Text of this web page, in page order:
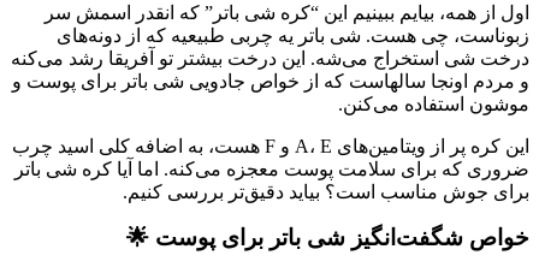
اول از همه، بیایم ببینیم این “کره شی باتر” که انقدر اسمش سر
زبوناست، چی هست. شی باتر یه چربی طبیعیه که از دونه‌های
درخت شی استخراج می‌شه. این درخت بیشتر تو آفریقا رشد می‌کنه
و مردم اونجا سالهاست که از خواص جادویی شی باتر برای پوست و
موشون استفاده می‌کنن.
این کره پر از ویتامین‌های A، E و F هست، به اضافه کلی اسید چرب
ضروری که برای سلامت پوست معجزه می‌کنه. اما آیا کره شی باتر
برای جوش مناسب است؟ بیاید دقیق‌تر بررسی کنیم.
خواص شگفت‌انگیز شی باتر برای پوست 🌟